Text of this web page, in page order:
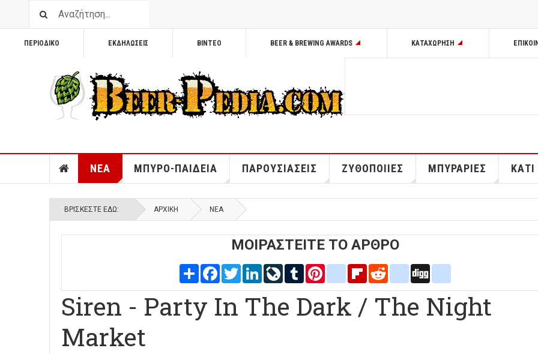
ΠΕΡΙΟΔΙΚΟ ΕΚΔΗΛΩΣΕΙΣ ΒΙΝΤΕΟ BEER & BREWING AWARDS ΚΑΤΑΧΩΡΗΣΗ
ΝΕΑ ΜΠΥΡΟ-ΠΑΙΔΕΙΑ ΠΑΡΟΥΣΙΑΣΕΙΣ ΖΥΘΟΠΟΙΙΕΣ ΜΠΥΡΑΡΙΕΣ
ΒΡΊΣΚΕΣΤΕ ΕΔΏ: ΑΡΧΙΚΉ ΝΕΑ
ΜΟΙΡΑΣΤΕΙΤΕ ΤΟ ΑΡΘΡΟ
Share FacebookTwitterLinkedInLiveJournal
Tumblr Pinterestblogger_post
FlipboardRedditdelicious
Siren - Party In The Dark / The Night
Market